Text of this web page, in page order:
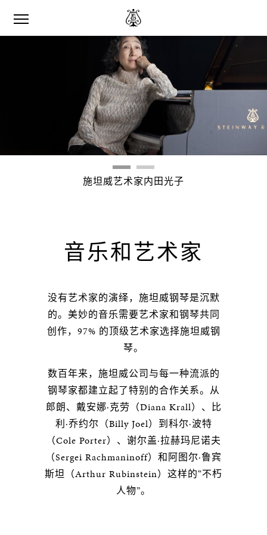
施坦威艺术家内田光子
音乐和艺术家
没有艺术家的演绎，施坦威钢琴是沉默
的。美妙的音乐需要艺术家和钢琴共同
创作，97% 的顶级艺术家选择施坦威钢
琴。
数百年来，施坦威公司与每一种流派的
钢琴家都建立起了特别的合作关系。从
郎朗、戴安娜·克劳（Diana Krall）、比
利·乔约尔（Billy Joel）到科尔·波特
（Cole Porter）、谢尔盖·拉赫玛尼诺夫
（Sergei Rachmaninoff）和阿图尔·鲁宾
斯坦（Arthur Rubinstein）这样的“不朽
人物”。